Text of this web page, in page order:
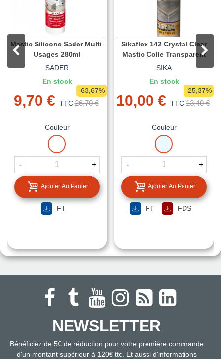
Mastic Silicone Sader Multi-
Usages 280ml
SADER
En stock
9,70 € TTC 26,70 €
-63,67%
Couleur
BLANC
- +
Ajouter Au Panier
FT
Sikaflex 142 Crystal Clear
Mastic Colle Transparent
SIKA
En stock
10,00 € TTC 13,40 €
-25,37%
Couleur
TRANSLUCIDE
- +
Ajouter Au Panier
FT FDS
NEWSLETTER
Bénéficiez de 5€ de réduction pour votre première commande
d'un montant supérieur à 120€ ttc. Et aussi d'informations